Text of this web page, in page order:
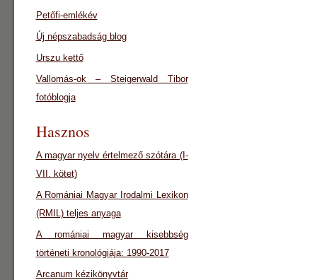
Petőfi-emlékév
Új népszabadság blog
Urszu kettő
Vallomás-ok – Steigerwald Tibor
fotóblogja
Hasznos
A magyar nyelv értelmező szótára (I-
VII. kötet)
A Romániai Magyar Irodalmi Lexikon
(RMIL) teljes anyaga
A romániai magyar kisebbség
történeti kronológiája: 1990-2017
Arcanum kézikönyvtár